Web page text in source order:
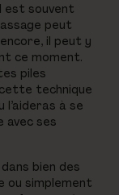
est souvent
peut
il peut y
ce moment.
piles
technique
l’aideras à se
avec ses
bien des
ou simplement